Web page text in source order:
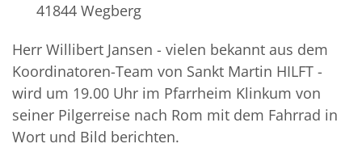
41844 Wegberg
Herr Willibert Jansen - vielen bekannt aus dem
Koordinatoren-Team von Sankt Martin HILFT -
wird um 19.00 Uhr im Pfarrheim Klinkum von
seiner Pilgerreise nach Rom mit dem Fahrrad in
Wort und Bild berichten.